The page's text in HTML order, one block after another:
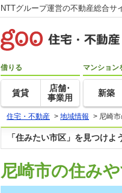
NTTグループ運営の不動産総合サ
借りる
賃貸
店舗･
事業用
マンション
新築
住宅・不動産 > 地域情報 > 尼崎
「住みたい市区」を見つけよ
尼崎市の住み